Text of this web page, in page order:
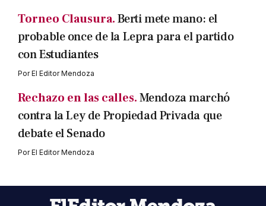
Torneo Clausura.Berti mete mano: el
probable once de la Lepra para el partido
con Estudiantes
PorEl Editor Mendoza
Rechazo en las calles.Mendoza marchó
contra la Ley de Propiedad Privada que
debate el Senado
PorEl Editor Mendoza